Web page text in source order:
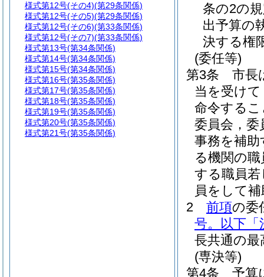
条の2の
出予算の
決する権
(委任等)
第3条
市長
当を受け
命令する
委員会，
事務を補
る機関の
する職員
員をして
2
前項の委
号。以下「
長共通の
(専決等)
第4条
予算
様式第12号(その4)(第29条関係)
様式第12号(その5)(第29条関係)
様式第12号(その6)(第33条関係)
様式第12号(その7)(第33条関係)
様式第13号(第34条関係)
様式第14号(第34条関係)
様式第15号(第34条関係)
様式第16号(第35条関係)
様式第17号(第35条関係)
様式第18号(第35条関係)
様式第19号(第35条関係)
様式第20号(第35条関係)
様式第21号(第35条関係)